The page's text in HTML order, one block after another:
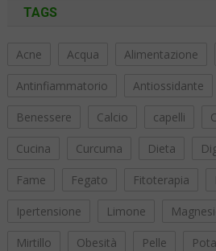
TAGS
Acne Acqua Alimentazione
Antinfiammatorio Antiossidante
Benessere Calcio capelli
Cucina Curcuma Dieta
Fame Fegato Fitoterapia
Ipertensione Limone
Mirtillo Obesità Pelle